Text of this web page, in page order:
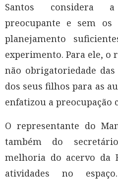
Santos considera
preocupante e sem os
planejamento
experimento. Para ele, o
não obrigatoriedade
dos seus filhos para as
enfatizou a preocupação
O representante do
também do
melhoria do acervo da
atividades no